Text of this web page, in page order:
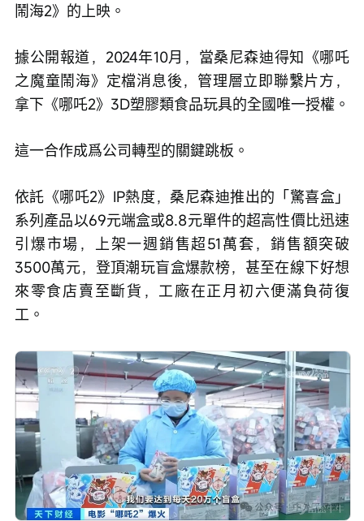
鬧海2》的上映。
據公開報道，2024年10月，當桑尼森迪得知《哪吒
之魔童鬧海》定檔消息後，管理層立即聯繫片方，
拿下《哪吒2》3D塑膠類食品玩具的全國唯一授權。
這一合作成爲公司轉型的關鍵跳板。
依託《哪吒2》IP熱度，桑尼森迪推出的「驚喜盒」
系列產品以69元端盒或8.8元單件的超高性價比迅速
引爆市場，上架一週銷售超51萬套，銷售額突破
3500萬元，登頂潮玩盲盒爆款榜，甚至在線下好想
來零食店賣至斷貨，工廠在正月初六便滿負荷復
工。